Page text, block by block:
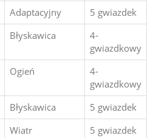
Adaptacyjny
5 gwiazdek
Błyskawica
4-
gwiazdkowy
Ogień
4-
gwiazdkowy
Błyskawica
5 gwiazdek
Wiatr
5 gwiazdek